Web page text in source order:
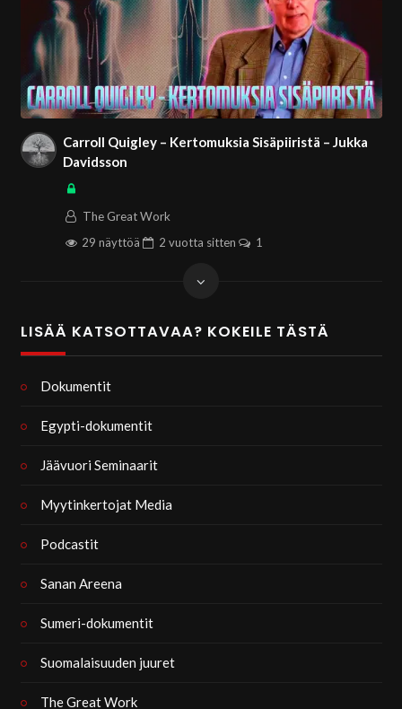
Carroll Quigley – Kertomuksia Sisäpiiristä – Jukka
Davidsson
The Great Work
29 näyttöä
2 vuotta sitten 1
LISÄÄ KATSOTTAVAA? KOKEILE TÄSTÄ
Dokumentit
Egypti-dokumentit
Jäävuori Seminaarit
Myytinkertojat Media
Podcastit
Sanan Areena
Sumeri-dokumentit
Suomalaisuuden juuret
The Great Work